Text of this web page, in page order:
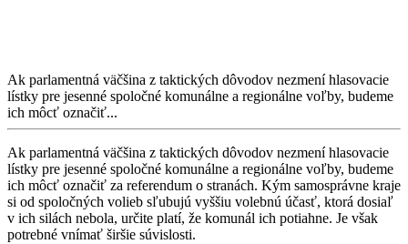
Ak parlamentná väčšina z taktických dôvodov nezmení hlasovacie
lístky pre jesenné spoločné komunálne a regionálne voľby, budeme
ich môcť označiť...
Ak parlamentná väčšina z taktických dôvodov nezmení hlasovacie
lístky pre jesenné spoločné komunálne a regionálne voľby, budeme
ich môcť označiť za referendum o stranách. Kým samosprávne kraje
si od spoločných volieb sľubujú vyššiu volebnú účasť, ktorá dosiaľ
v ich silách nebola, určite platí, že komunál ich potiahne. Je však
potrebné vnímať širšie súvislosti.